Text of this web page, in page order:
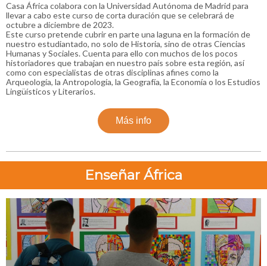
Casa África colabora con la Universidad Autónoma de Madrid para
llevar a cabo este curso de corta duración que se celebrará de
octubre a diciembre de 2023.
Este curso pretende cubrir en parte una laguna en la formación de
nuestro estudiantado, no solo de Historia, sino de otras Ciencias
Humanas y Sociales. Cuenta para ello con muchos de los pocos
historiadores que trabajan en nuestro país sobre esta región, así
como con especialistas de otras disciplinas afines como la
Arqueología, la Antropología, la Geografía, la Economía o los Estudios
Lingüísticos y Literarios.
Más info
Enseñar África